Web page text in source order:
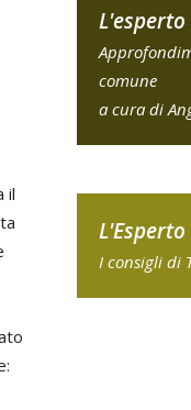
il
comune
a cura di
I consigli di